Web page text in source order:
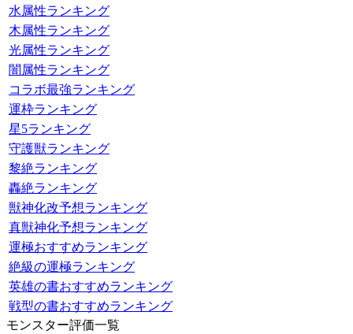
水属性ランキング
木属性ランキング
光属性ランキング
闇属性ランキング
コラボ最強ランキング
運枠ランキング
星5ランキング
守護獣ランキング
黎絶ランキング
轟絶ランキング
獣神化改予想ランキング
真獣神化予想ランキング
運極おすすめランキング
絶級の運極ランキング
英雄の書おすすめランキング
戦型の書おすすめランキング
モンスター評価一覧